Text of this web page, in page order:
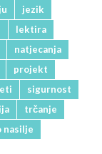
jezik
lektira
natjecanja
projekt
sigurnost
trčanje
nasilje